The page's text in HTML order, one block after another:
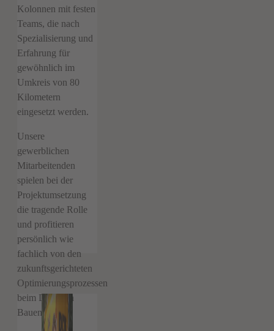
Kolonnen mit festen
Teams, die nach
Spezialisierung und
Erfahrung für
gewöhnlich im
Umkreis von 80
Kilometern
eingesetzt werden.
Unsere
gewerblichen
Mitarbeitenden
spielen bei der
Projektumsetzung
die tragende Rolle
und profitieren
persönlich wie
fachlich von den
zukunftsgerichteten
Optimierungsprozessen
beim Digitalen
Bauen.